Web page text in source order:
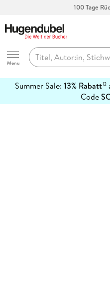
100 Tage
Hugendubel
Menu
Summer Sale: 13% Rabatt12
Code
erfahren